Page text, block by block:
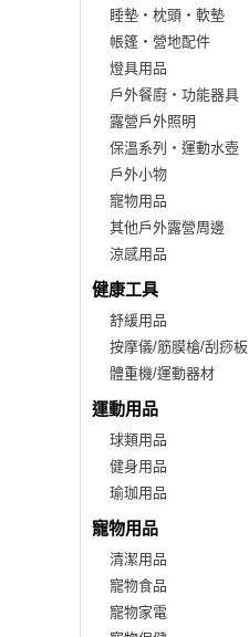
睡墊‧枕頭‧軟墊
帳篷‧營地配件
燈具用品
戶外餐廚‧功能器具
露營戶外照明
保溫系列‧運動水壺
戶外小物
寵物用品
其他戶外露營周邊
涼感用品
健康工具
舒緩用品
按摩儀/筋膜槍/刮痧板
體重機/運動器材
運動用品
球類用品
健身用品
瑜珈用品
寵物用品
清潔用品
寵物食品
寵物家電